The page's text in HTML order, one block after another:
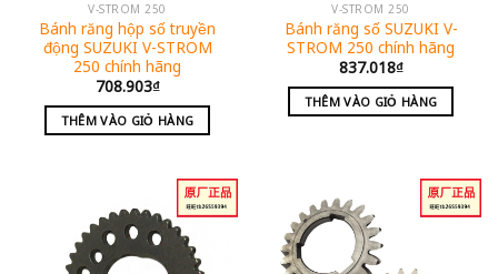
V-STROM 250
Bánh răng hộp số truyền
động SUZUKI V-STROM
250 chính hãng
708.903₫
THÊM VÀO GIỎ HÀNG
V-STROM 250
Bánh răng số SUZUKI V-
STROM 250 chính hãng
837.018₫
THÊM VÀO GIỎ HÀNG